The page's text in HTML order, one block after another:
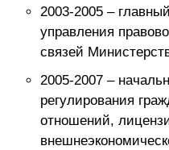
2003-2005 –
управления
связей
2005-2007 –
регулирования
отношений,